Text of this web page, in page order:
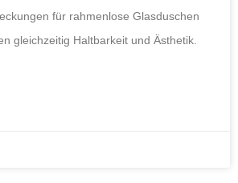
für rahmenlose Glasduschen
gleichzeitig Haltbarkeit und Ästhetik.